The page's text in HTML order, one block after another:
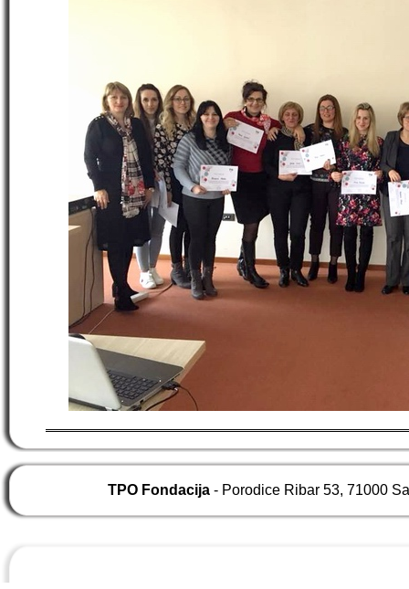
TPO Fondacija - Porodice Ribar 53, 71000